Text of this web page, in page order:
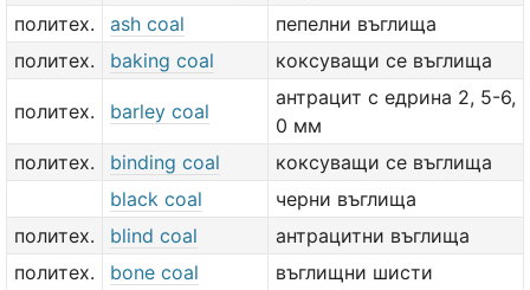
политех.
ash coal
пепелни въглища
политех.
baking coal коксуващи се въглища
политех. barley coal
антрацит с едрина 2, 5-6,
0 мм
политех.
binding coal
коксуващи се въглища
black coal
черни въглища
политех.
blind coal
антрацитни въглища
политех.
bone coal
въглищни шисти